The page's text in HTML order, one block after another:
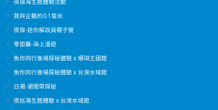
我與企鵝的0.1毫米
夜宿-迷你解說員親子營
零距離-海上漫遊
魚你同行後場探秘體驗ｘ珊瑚王國館
魚你同行後場探秘體驗ｘ台灣水域館
日潮-潮間帶探秘
夜巡海生館體驗ｘ台灣水域館